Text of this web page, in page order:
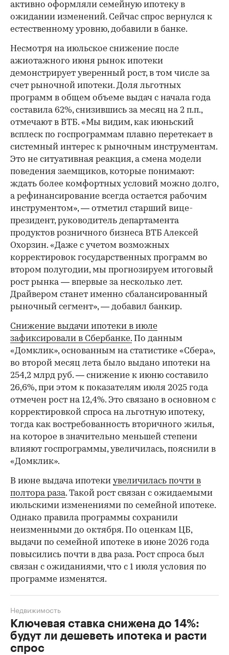
активно оформляли семейную ипотеку в
ожидании изменений. Сейчас спрос вернулся к
естественному уровню, добавили в банке.
Несмотря на июльское снижение после
ажиотажного июня рынок ипотеки
демонстрирует уверенный рост, в том числе за
счет рыночной ипотеки. Доля льготных
программ в общем объеме выдач с начала года
составила 62%, снизившись за месяц на 2 п.п.,
отмечают в ВТБ. «Мы видим, как июньский
всплеск по госпрограммам плавно перетекает в
системный интерес к рыночным инструментам.
Это не ситуативная реакция, а смена модели
поведения заемщиков, которые понимают:
ждать более комфортных условий можно долго,
а рефинансирование всегда остается рабочим
инструментом», — отметил старший вице-
президент, руководитель департамента
продуктов розничного бизнеса ВТБ Алексей
Охорзин. «Даже с учетом возможных
корректировок государственных программ во
втором полугодии, мы прогнозируем итоговый
рост рынка — впервые за несколько лет.
Драйвером станет именно сбалансированный
рыночный сегмент», — добавил банкир.
Снижение выдачи ипотеки в июле
зафиксировали в Сбербанке. По данным
«Домклик», основанным на статистике «Сбера»,
во второй месяц лета было выдано ипотеки на
254,2 млрд руб. — снижение к июню составило
26,6%, при этом к показателям июля 2025 года
отмечен рост на 12,4%. Это связано в основном с
корректировкой спроса на льготную ипотеку,
тогда как востребованность вторичного жилья,
на которое в значительно меньшей степени
влияют госпрограммы, увеличилась, пояснили в
«Домклик».
В июне выдача ипотеки увеличилась почти в
полтора раза. Такой рост связан с ожидаемыми
июльскими изменениями по семейной ипотеке.
Однако правила программы сохранили
неизменными до октября. По оценкам ЦБ,
выдачи по семейной ипотеке в июне 2026 года
повысились почти в два раза. Рост спроса был
связан с ожиданиями, что с 1 июля условия по
программе изменятся.
Ключевая ставка снижена до 14%:
будут ли дешеветь ипотека и расти
спрос
Недвижимость